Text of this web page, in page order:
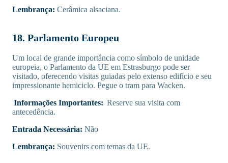
Lembrança: Cerâmica alsaciana.
18. Parlamento Europeu
Um local de grande importância como símbolo de unidade
europeia, o Parlamento da UE em Estrasburgo pode ser
visitado, oferecendo visitas guiadas pelo extenso edifício e seu
impressionante hemiciclo. Pegue o tram para Wacken.
Informações Importantes: Reserve sua visita com
antecedência.
Entrada Necessária: Não
Lembrança: Souvenirs com temas da UE.